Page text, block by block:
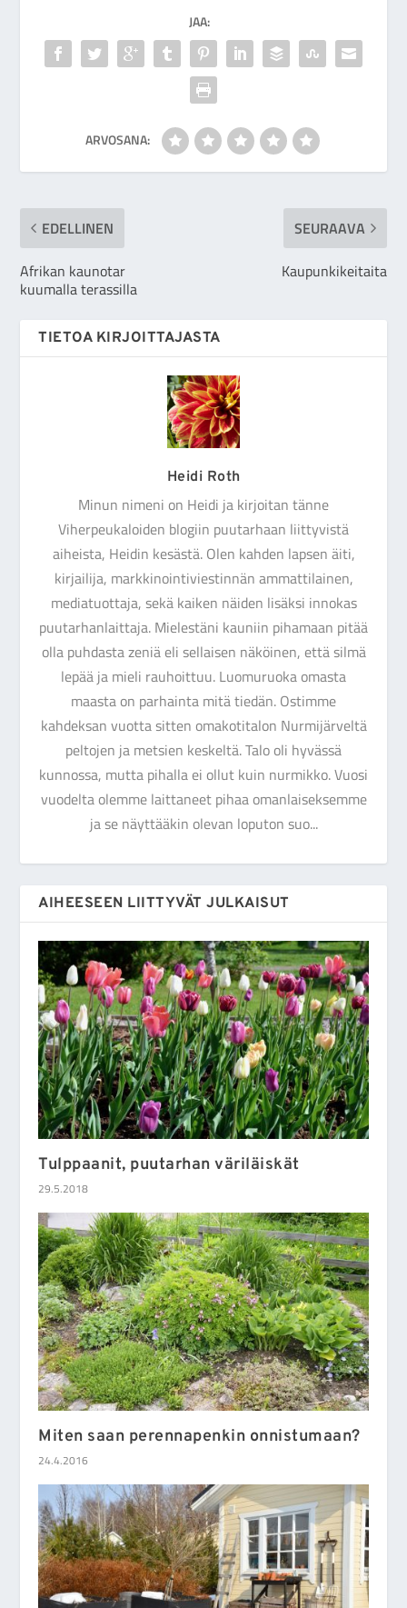
JAA:
ARVOSANA:
EDELLINEN
Afrikan kaunotar
kuumalla terassilla
SEURAAVA
Kaupunkikeitaita
TIETOA KIRJOITTAJASTA
Heidi Roth
Minun nimeni on Heidi ja kirjoitan tänne
Viherpeukaloiden blogiin puutarhaan liittyvistä
aiheista, Heidin kesästä. Olen kahden lapsen äiti,
kirjailija, markkinointiviestinnän ammattilainen,
mediatuottaja, sekä kaiken näiden lisäksi innokas
puutarhanlaittaja. Mielestäni kauniin pihamaan pitää
olla puhdasta zeniä eli sellaisen näköinen, että silmä
lepää ja mieli rauhoittuu. Luomuruoka omasta
maasta on parhainta mitä tiedän. Ostimme
kahdeksan vuotta sitten omakotitalon Nurmijärveltä
peltojen ja metsien keskeltä. Talo oli hyvässä
kunnossa, mutta pihalla ei ollut kuin nurmikko. Vuosi
vuodelta olemme laittaneet pihaa omanlaiseksemme
ja se näyttääkin olevan loputon suo...
AIHEESEEN LIITTYVÄT JULKAISUT
Tulppaanit, puutarhan väriläiskät
29.5.2018
Miten saan perennapenkin onnistumaan?
24.4.2016